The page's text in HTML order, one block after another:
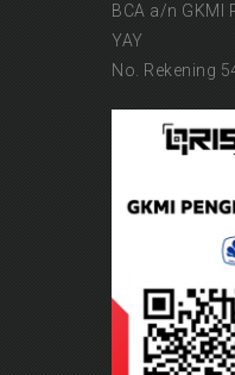
BCA a/n GKMI
YAY
No. Rekening